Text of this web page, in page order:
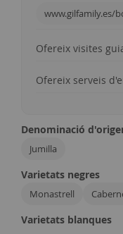
www.gilfamily.es/
Ofereix visites
Ofereix serveis
Denominació
Jumilla
Varietats negres
Monastrell
Varietats blanques